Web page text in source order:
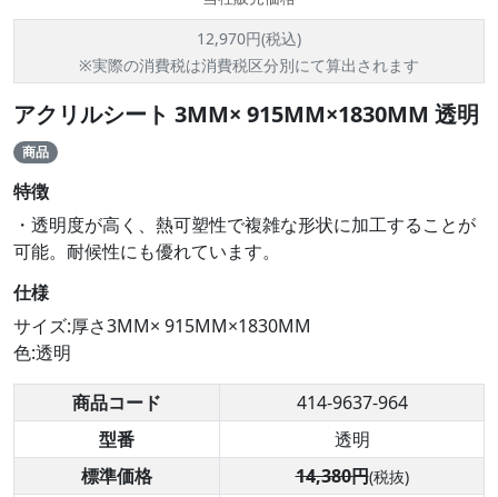
12,970円(税込)
※実際の消費税は消費税区分別にて算出されます
アクリルシート 3MM× 915MM×1830MM 透明
商品
特徴
・透明度が高く、熱可塑性で複雑な形状に加工することが
可能。耐候性にも優れています。
仕様
サイズ:厚さ3MM× 915MM×1830MM
色:透明
商品コード
414-9637-964
型番
透明
標準価格
14,380円(税抜)